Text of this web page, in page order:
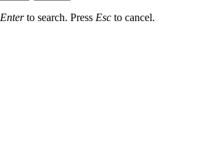
Enterto search. Press Esc to cancel.